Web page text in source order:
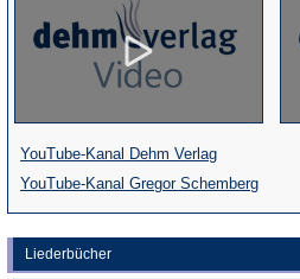
Liederbücher
YouTube-Kanal Dehm Verlag(Öffnet
in
einem
neuen
Tab)
YouTube-Kanal Gregor Schemberg(Öffnet
in
einem
neuen